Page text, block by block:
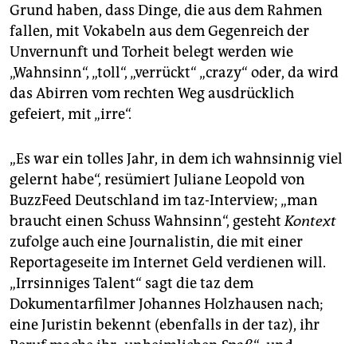
Grund haben, dass Dinge, die aus dem Rahmen
fallen, mit Vokabeln aus dem Gegenreich der
Unvernunft und Torheit belegt werden wie
„Wahnsinn“, „toll“, „verrückt“ „crazy“ oder, da wird
das Abirren vom rechten Weg ausdrücklich
gefeiert, mit „irre“.
„Es war ein tolles Jahr, in dem ich wahnsinnig viel
gelernt habe“, resümiert Juliane Leopold von
BuzzFeed Deutschland im taz-Interview; „man
braucht einen Schuss Wahnsinn“, gestehtKontext
zufolge auch eine Journalistin, die mit einer
Reportageseite im Internet Geld verdienen will.
„Irrsinniges Talent“ sagt die taz dem
Dokumentarfilmer Johannes Holzhausen nach;
eine Juristin bekennt (ebenfalls in der taz), ihr